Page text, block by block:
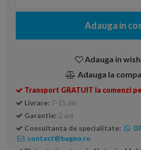
Adauga in
Adauga in
Adauga la
Transport GRATUIT la comenzi
Livrare: 7-15 zile
Garantie: 2 ani
Consultanta de specialitate:
contact@bagno.ro